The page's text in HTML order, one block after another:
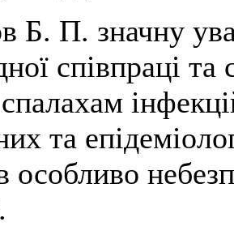
Б. П. значну
співпраці
спалахам
та
особливо